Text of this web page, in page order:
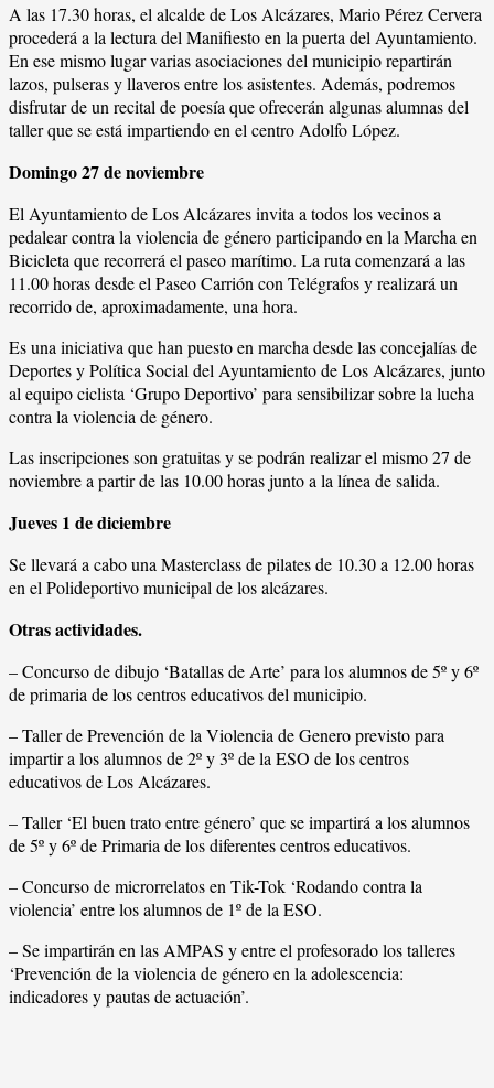
A las 17.30 horas, el alcalde de Los Alcázares, Mario Pérez Cervera
procederá a la lectura del Manifiesto en la puerta del Ayuntamiento.
En ese mismo lugar varias asociaciones del municipio repartirán
lazos, pulseras y llaveros entre los asistentes. Además, podremos
disfrutar de un recital de poesía que ofrecerán algunas alumnas del
taller que se está impartiendo en el centro Adolfo López.
Domingo 27 de noviembre
El Ayuntamiento de Los Alcázares invita a todos los vecinos a
pedalear contra la violencia de género participando en la Marcha en
Bicicleta que recorrerá el paseo marítimo. La ruta comenzará a las
11.00 horas desde el Paseo Carrión con Telégrafos y realizará un
recorrido de, aproximadamente, una hora.
Es una iniciativa que han puesto en marcha desde las concejalías de
Deportes y Política Social del Ayuntamiento de Los Alcázares, junto
al equipo ciclista ‘Grupo Deportivo’ para sensibilizar sobre la lucha
contra la violencia de género.
Las inscripciones son gratuitas y se podrán realizar el mismo 27 de
noviembre a partir de las 10.00 horas junto a la línea de salida.
Jueves 1 de diciembre
Se llevará a cabo una Masterclass de pilates de 10.30 a 12.00 horas
en el Polideportivo municipal de los alcázares.
Otras actividades.
– Concurso de dibujo ‘Batallas de Arte’ para los alumnos de 5º y 6º
de primaria de los centros educativos del municipio.
– Taller de Prevención de la Violencia de Genero previsto para
impartir a los alumnos de 2º y 3º de la ESO de los centros
educativos de Los Alcázares.
– Taller ‘El buen trato entre género’ que se impartirá a los alumnos
de 5º y 6º de Primaria de los diferentes centros educativos.
– Concurso de microrrelatos en Tik-Tok ‘Rodando contra la
violencia’ entre los alumnos de 1º de la ESO.
– Se impartirán en las AMPAS y entre el profesorado los talleres
‘Prevención de la violencia de género en la adolescencia:
indicadores y pautas de actuación’.